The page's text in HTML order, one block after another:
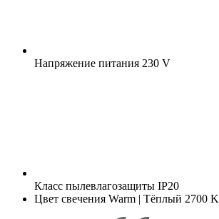
Напряжение питания 230 V
Класс пылевлагозащиты IP20
Цвет свечения Warm | Тёплый 2700 K